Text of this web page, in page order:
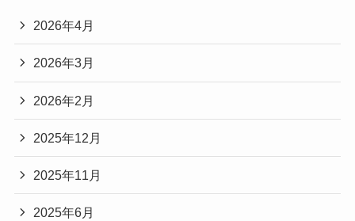
2026年4月
2026年3月
2026年2月
2025年12月
2025年11月
2025年6月